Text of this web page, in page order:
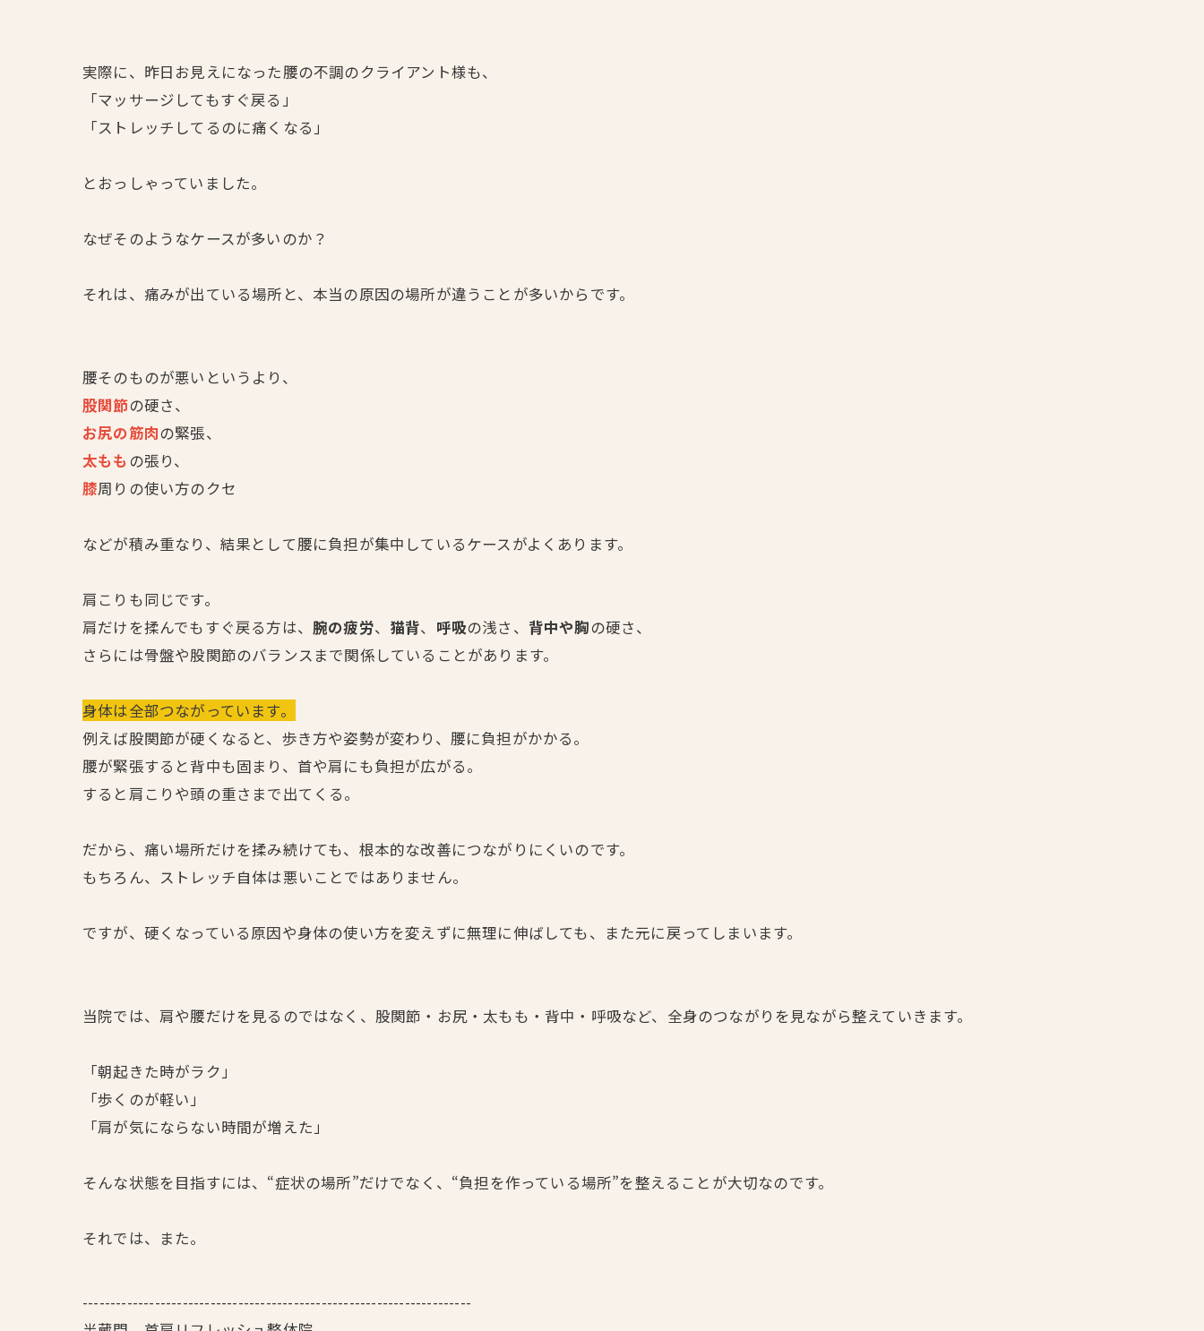
実際に、昨日お見えになった腰の不調のクライアント様も、
「マッサージしてもすぐ戻る」
「ストレッチしてるのに痛くなる」
とおっしゃっていました。
なぜそのようなケースが多いのか？
それは、痛みが出ている場所と、本当の原因の場所が違うことが多いからです。
腰そのものが悪いというより、
股関節の硬さ、
お尻の筋肉の緊張、
太もも の張り、
膝周りの使い方のクセ
などが積み重なり、結果として腰に負担が集中しているケースがよくあります。
肩こりも同じです。
肩だけを揉んでもすぐ戻る方は、 腕の疲労、 猫背、 呼吸の浅さ、 背中や胸の硬さ、
さらには骨盤や股関節のバランスまで関係していることがあります。
身体は全部つながっています。
例えば股関節が硬くなると、歩き方や姿勢が変わり、腰に負担がかかる。
腰が緊張すると背中も固まり、首や肩にも負担が広がる。
すると肩こりや頭の重さまで出てくる。
だから、痛い場所だけを揉み続けても、根本的な改善につながりにくいのです。
もちろん、ストレッチ自体は悪いことではありません。
ですが、硬くなっている原因や身体の使い方を変えずに無理に伸ばしても、また元に戻ってしまいます。
当院では、肩や腰だけを見るのではなく、股関節・お尻・太もも・背中・呼吸など、全身のつながりを見ながら整えていきます。
「朝起きた時がラク」
「歩くのが軽い」
「肩が気にならない時間が増えた」
そんな状態を目指すには、“症状の場所”だけでなく、“負担を作っている場所”を整えることが大切なのです。
それでは、また。
----------------------------------------------------------------------